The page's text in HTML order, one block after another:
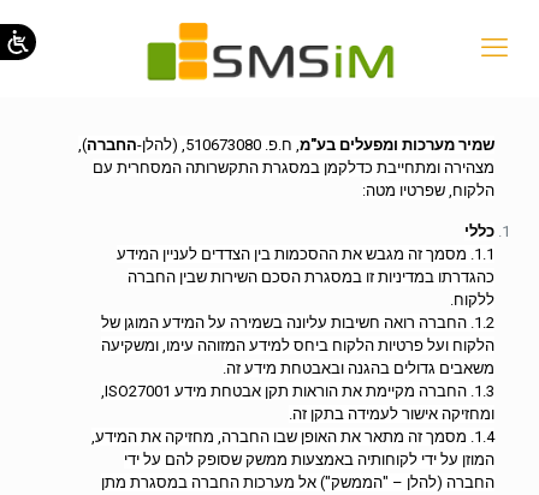
שמיר מערכות ומפעלים בע"מ, ח.פ. 510673080, (להלן- החברה),
מצהירה ומתחייבת כדלקמן במסגרת התקשרותה המסחרית עם
הלקוח, שפרטיו מטה:
כללי
1.1. מסמך זה מגבש את ההסכמות בין הצדדים לעניין המידע
כהגדרתו במדיניות זו במסגרת הסכם השירות שבין החברה
ללקוח.
1.2. החברה רואה חשיבות עליונה בשמירה על המידע המוגן של
הלקוח ועל פרטיות הלקוח ביחס למידע המזוהה עימו, ומשקיעה
משאבים גדולים בהגנה ובאבטחת מידע זה.
1.3. החברה מקיימת את הוראות תקן אבטחת מידע ISO27001,
ומחזיקה אישור לעמידה בתקן זה.
1.4. מסמך זה מתאר את האופן שבו החברה, מחזיקה את המידע,
המוזן על ידי לקוחותיה באמצעות ממשק שסופק להם על ידי
החברה (להלן – "הממשק") אל מערכות החברה במסגרת מתן